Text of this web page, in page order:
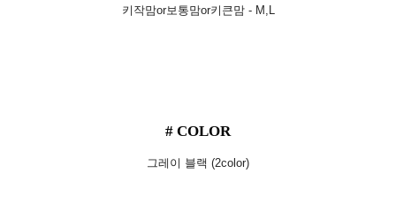
키작맘or보통맘or키큰맘 - M,L
# COLOR
그레이 블랙 (2color)